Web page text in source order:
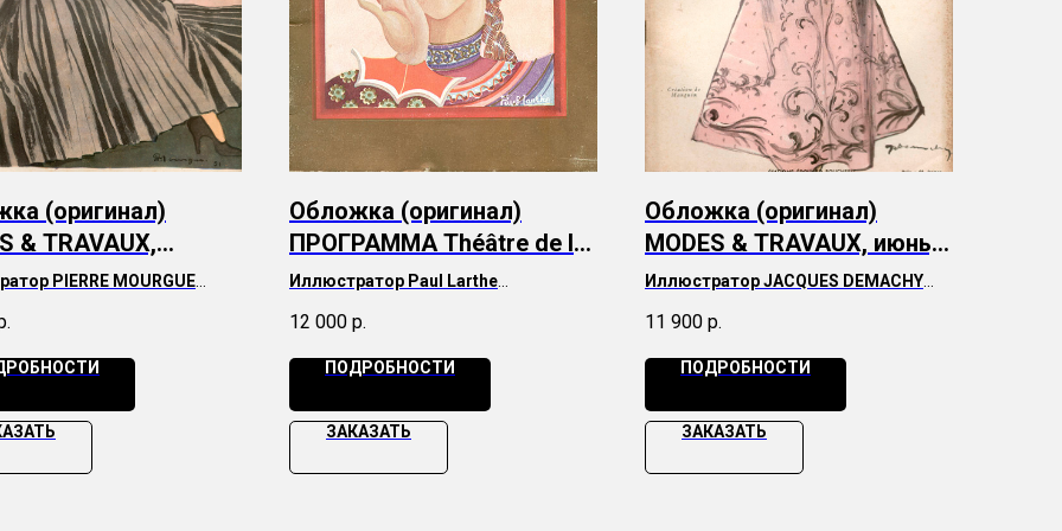
(оригинал)
& TRAVAUX,
1951 г. (74 года)
PIERRE MOURGUE
Обложка (оригинал)
ПРОГРАММА Théâtre de la
Gaite-Lyrique, Париж, 1932-
1933 г. (92 года)
Иллюстратор Paul Larthe
стиле шинуазри.
12 000 р.
ПОДРОБНОСТИ
ЗАКАЗАТЬ
Обложка (оригинал)
MODES & TRAVAUX, июнь,
1951 г. (74 года)
ИллюстраторJACQUES DEMACHY
11 900 р.
ПОДРОБНОСТИ
ЗАКАЗАТЬ